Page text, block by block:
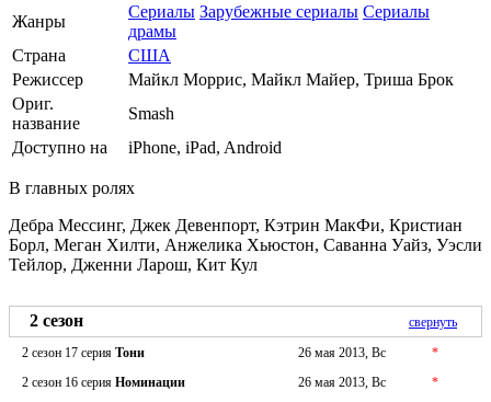
Жанры
Сериалы Зарубежные сериалы Сериалы
драмы
Страна
США
Режиссер
Майкл Моррис, Майкл Майер, Триша Брок
Ориг.
название
Smash
Доступно на
iPhone, iPad, Android
В главных ролях
Дебра Мессинг, Джек Девенпорт, Кэтрин МакФи, Кристиан
Борл, Меган Хилти, Анжелика Хьюстон, Саванна Уайз, Уэсли
Тейлор, Дженни Ларош, Кит Кул
2 сезон
свернуть
2 сезон 17 серия Тони 26 мая 2013, Вс
*
2 сезон 16 серия Номинации 26 мая 2013, Вс
*